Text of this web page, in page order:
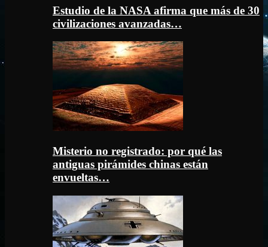
Estudio de la NASA afirma que más de 30
civilizaciones avanzadas…
Misterio no registrado: por qué las
antiguas pirámides chinas están
envueltas…